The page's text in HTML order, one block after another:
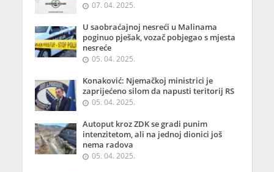
07. 04. 2025.
U saobraćajnoj nesreći u Malinama
poginuo pješak, vozač pobjegao s mjesta
nesreće
05. 04. 2025.
Konaković: Njemačkoj ministrici je
zaprijećeno silom da napusti teritorij RS
05. 04. 2025.
Autoput kroz ZDK se gradi punim
intenzitetom, ali na jednoj dionici još
nema radova
05. 04. 2025.